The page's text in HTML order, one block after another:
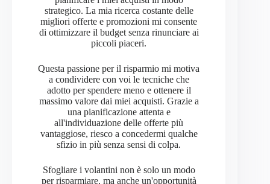
strategico. La mia ricerca costante delle
migliori offerte e promozioni mi consente
di ottimizzare il budget senza rinunciare ai
piccoli piaceri.
Questa passione per il risparmio mi motiva
a condividere con voi le tecniche che
adotto per spendere meno e ottenere il
massimo valore dai miei acquisti. Grazie a
una pianificazione attenta e
all'individuazione delle offerte più
vantaggiose, riesco a concedermi qualche
sfizio in più senza sensi di colpa.
Sfogliare i volantini non è solo un modo
per risparmiare, ma anche un'opportunità